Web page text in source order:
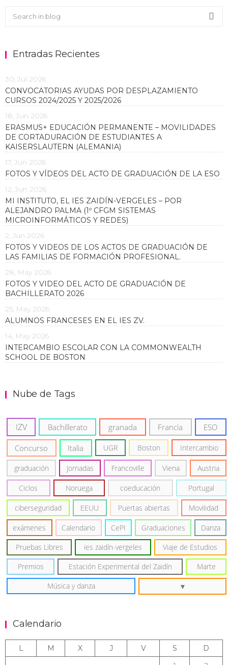
Buscar en el blog
Entradas Recientes
30, Jul 2026
CONVOCATORIAS AYUDAS POR DESPLAZAMIENTO
CURSOS 2024/2025 Y 2025/2026
18, Jun 2026
ERASMUS+ EDUCACIÓN PERMANENTE – MOVILIDADES
DE CORTADURACIÓN DE ESTUDIANTES A
KAISERSLAUTERN (ALEMANIA)
17, Jun 2026
FOTOS Y VÍDEOS DEL ACTO DE GRADUACIÓN DE LA ESO
12, Jun 2026
MI INSTITUTO, EL IES ZAIDÍN-VERGELES – POR
ALEJANDRO PALMA (1º CFGM SISTEMAS
MICROINFORMÁTICOS Y REDES)
2, Jun 2026
FOTOS Y VIDEOS DE LOS ACTOS DE GRADUACIÓN DE
LAS FAMILIAS DE FORMACIÓN PROFESIONAL.
28, May 2026
FOTOS Y VIDEO DEL ACTO DE GRADUACIÓN DE
BACHILLERATO 2026
25, May 2026
ALUMNOS FRANCESES EN EL IES ZV.
14, May 2026
INTERCAMBIO ESCOLAR CON LA COMMONWEALTH
SCHOOL DE BOSTON
Nube de Tags
IZV Bachillerato granada Francia ESO
Concurso Italia UGR Boston Intercambio
graduación Jornadas Francoville Viena Austria
Ciclos Noruega coeducación Portugal
ciberseguridad EEUU Puertas abiertas Movilidad
exámenes Calendario CePI Graduaciones Danza
Pruebas Libres ies zaidín-vergeles Viaje de Estudios
Premios Estación Experimental del Zaidín Marte
Música y danza
Calendario
L M X J V S
D